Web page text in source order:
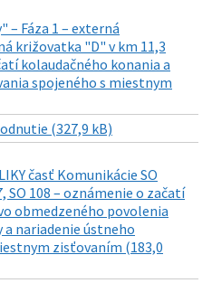
Fáza 1 – externá
križovatka "D" v km 11,3
kolaudačného konania a
spojeného s miestnym
(327,9 kB)
časť Komunikácie SO
SO 108 – oznámenie o začatí
obmedzeného povolenia
a nariadenie ústneho
zisťovaním (183,0